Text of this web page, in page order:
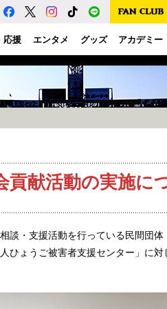
応援 エンタメ グッズ アカデミー
貢献活動の実施に
談・支援活動を行っている民間団
ひょうご被害者支援センター」に